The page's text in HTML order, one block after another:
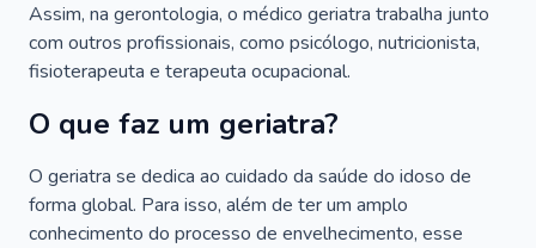
Assim, na gerontologia, o médico geriatra trabalha junto
com outros profissionais, como psicólogo, nutricionista,
fisioterapeuta e terapeuta ocupacional.
O que faz um geriatra?
O geriatra se dedica ao cuidado da saúde do idoso de
forma global. Para isso, além de ter um amplo
conhecimento do processo de envelhecimento, esse